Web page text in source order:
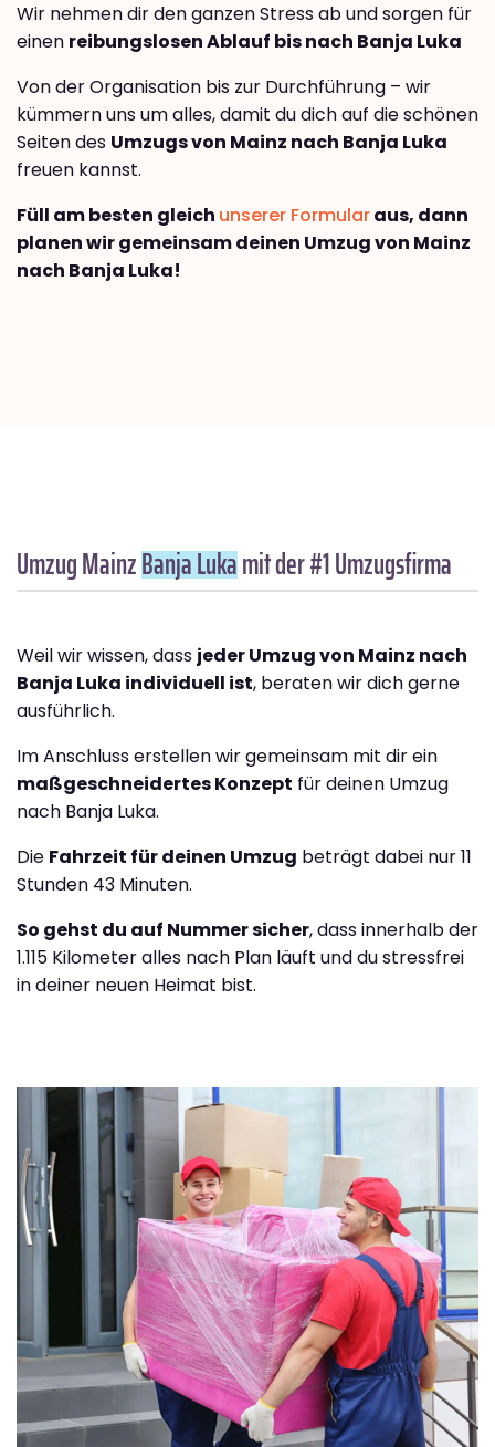
Wir nehmen dir den ganzen Stress ab und sorgen für
einen reibungslosen Ablauf bis nach Banja Luka
Von der Organisation bis zur Durchführung – wir
kümmern uns um alles, damit du dich auf die schönen
Seiten des Umzugs von Mainz nach Banja Luka
freuen kannst.
Füll am besten gleich unserer Formularaus, dann
planen wir gemeinsam deinen Umzug von Mainz
nach Banja Luka!
Umzug MainzBanja Lukamit der #1 Umzugsfirma
Weil wir wissen, dass jeder Umzug von Mainz nach
Banja Luka individuell ist, beraten wir dich gerne
ausführlich.
Im Anschluss erstellen wir gemeinsam mit dir ein
maßgeschneidertes Konzept für deinen Umzug
nach Banja Luka.
Die Fahrzeit für deinen Umzug beträgt dabei nur 11
Stunden 43 Minuten.
So gehst du auf Nummer sicher, dass innerhalb der
1.115 Kilometer alles nach Plan läuft und du stressfrei
in deiner neuen Heimat bist.